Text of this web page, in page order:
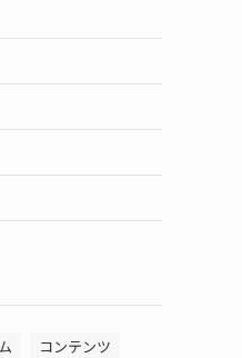
コンテンツ